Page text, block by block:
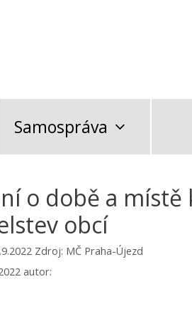
Samospráva
o době a
obcí
Zdroj: MČ Praha-Újezd
autor: